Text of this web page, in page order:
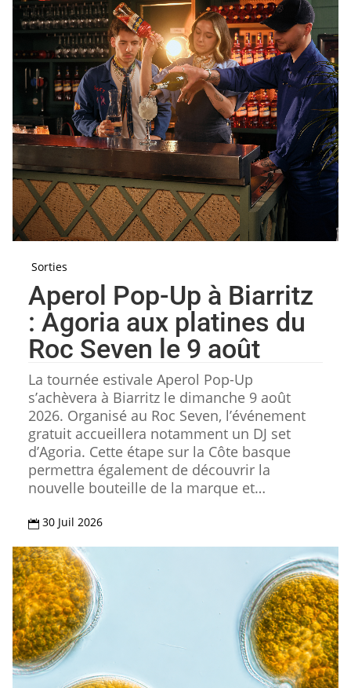
Sorties
Aperol Pop-Up à Biarritz
: Agoria aux platines du
Roc Seven le 9 août
La tournée estivale Aperol Pop-Up
s’achèvera à Biarritz le dimanche 9 août
2026. Organisé au Roc Seven, l’événement
gratuit accueillera notamment un DJ set
d’Agoria. Cette étape sur la Côte basque
permettra également de découvrir la
nouvelle bouteille de la marque et…
 30 Juil 2026